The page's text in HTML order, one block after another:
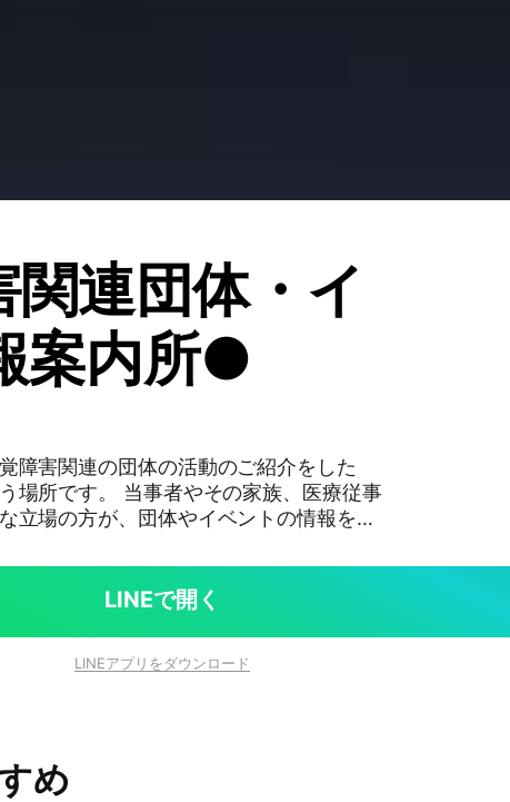
連団体・イ
案内所●
障害関連の団体の活動のご紹介をした
場所です。 当事者やその家族、医療従事
立場の方が、団体やイベントの情報をき
り、より楽しく日々を過ごせるようにな
元で行う小規模な集まりのご紹介や大規
会、体験会、施設等見学会、実証実験、
LINEで開く
LINEアプリをダウンロード
め